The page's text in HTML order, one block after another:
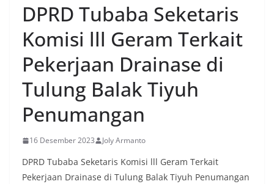
DPRD Tubaba Seketaris
Komisi lll Geram Terkait
Pekerjaan Drainase di
Tulung Balak Tiyuh
Penumangan
16 Desember 2023 Joly Armanto
DPRD Tubaba Seketaris Komisi lll Geram Terkait
Pekerjaan Drainase di Tulung Balak Tiyuh Penumangan